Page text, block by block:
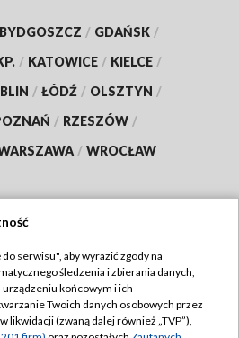
BYDGOSZCZ / GDAŃSK /
/ KATOWICE / KIELCE /
/ ŁÓDŹ / OLSZTYN /
/ RZESZÓW /
/ WROCŁAW
TVP
TVP
serwisu", aby wyrazić zgody na
śledzenia i zbierania danych,
końcowym i ich
Twoich danych osobowych przez
likwidacji (zwaną dalej również „TVP”),